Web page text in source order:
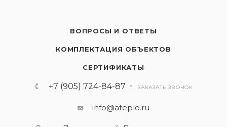
ВОПРОСЫ И ОТВЕТЫ
КОМПЛЕКТАЦИЯ ОБЪЕКТОВ
СЕРТИФИКАТЫ
+7 (905) 724-84-87 ЗАКАЗАТЬ ЗВОНОК
info@ateplo.ru